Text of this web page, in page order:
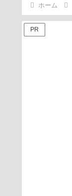
ホーム
PR